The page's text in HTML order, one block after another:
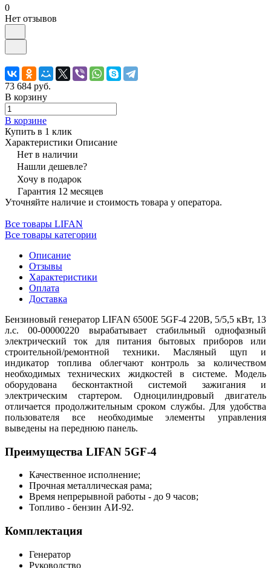
0
Нет отзывов
73 684 руб.
В корзину
В корзине
Купить в 1 клик
Характеристики Описание
Нет в наличии
Нашли дешевле?
Хочу в подарок
Гарантия 12 месяцев
Уточняйте наличие и стоимость товара у оператора.
Все товары LIFAN
Все товары категории
Описание
Отзывы
Характеристики
Оплата
Доставка
Бензиновый генератор LIFAN 6500E 5GF-4 220В, 5/5,5 кВт, 13
л.с. 00-00000220 вырабатывает стабильный однофазный
электрический ток для питания бытовых приборов или
строительной/ремонтной техники. Масляный щуп и
индикатор топлива облегчают контроль за количеством
необходимых технических жидкостей в системе. Модель
оборудована бесконтактной системой зажигания и
электрическим стартером. Одноцилиндровый двигатель
отличается продолжительным сроком службы. Для удобства
пользователя все необходимые элементы управления
выведены на переднюю панель.
Преимущества LIFAN 5GF-4
Качественное исполнение;
Прочная металлическая рама;
Время непрерывной работы - до 9 часов;
Топливо - бензин АИ-92.
Комплектация
Генератор
Руководство